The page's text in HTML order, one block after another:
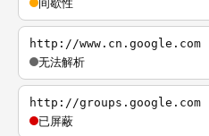
http://www.cn.google.com
无法解析
http://groups.google.com
已屏蔽